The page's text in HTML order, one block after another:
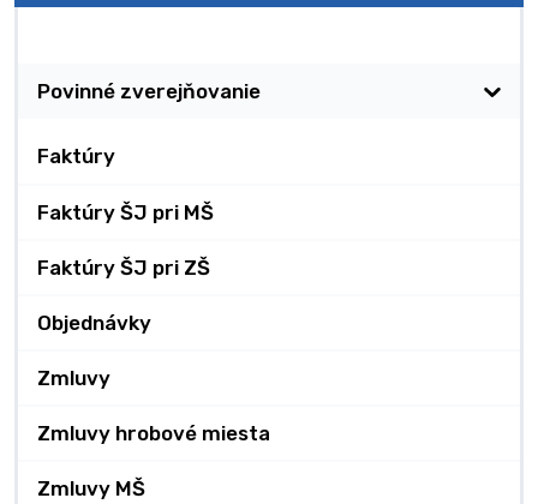
Povinné zverejňovanie
Faktúry
Faktúry ŠJ pri MŠ
Faktúry ŠJ pri ZŠ
Objednávky
Zmluvy
Zmluvy hrobové miesta
Zmluvy MŠ